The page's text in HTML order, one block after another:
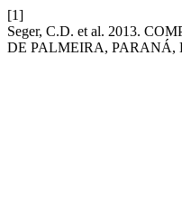
[1]
Seger, C.D. et al. 2013.
DE PALMEIRA, PARANÁ,